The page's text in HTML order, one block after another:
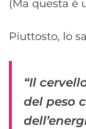
(Ma questa è
Piuttosto, lo
“Il
del peso